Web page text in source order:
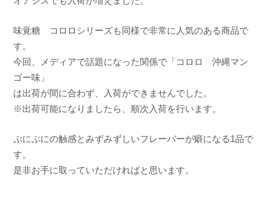
味覚糖 コロロシリーズも同様で非常に人気のある商品で
す。
今回、メディアで話題になった関係で「コロロ 沖縄マン
ゴー味」
は出荷が間に合わず、入荷ができませんでした。
※出荷可能になりましたら、順次入荷を行います。
ぷにぷにの触感とみずみずしいフレーバーが癖になる1品で
す。
是非お手に取っていただければと思います。